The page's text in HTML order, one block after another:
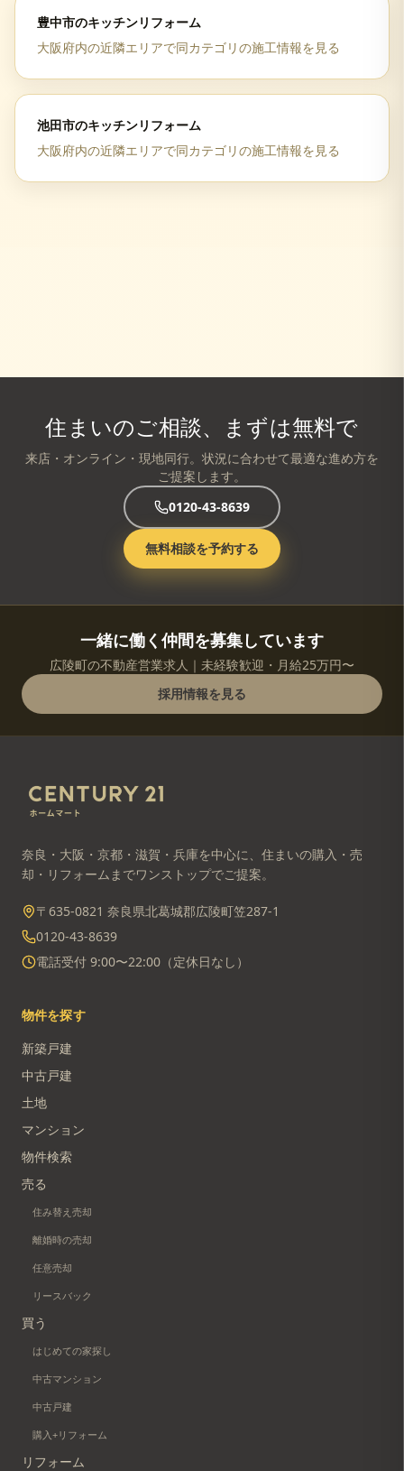
豊中市のキッチンリフォーム
大阪府内の近隣エリアで同カテゴリの施工情報を見る
池田市のキッチンリフォーム
大阪府内の近隣エリアで同カテゴリの施工情報を見る
住まいのご相談、まずは無料で
来店・オンライン・現地同行。状況に合わせて最適な進め方を
ご提案します。
0120-43-8639
無料相談を予約する
一緒に働く仲間を募集しています
広陵町の不動産営業求人｜未経験歓迎・月給25万円〜
採用情報を見る
奈良・大阪・京都・滋賀・兵庫を中心に、住まいの購入・売
却・リフォームまでワンストップでご提案。
〒635-0821 奈良県北葛城郡広陵町笠287-1
0120-43-8639
電話受付 9:00〜22:00（定休日なし）
物件を探す
新築戸建
中古戸建
土地
マンション
物件検索
売る
住み替え売却
離婚時の売却
任意売却
リースバック
買う
はじめての家探し
中古マンション
中古戸建
購入+リフォーム
リフォーム